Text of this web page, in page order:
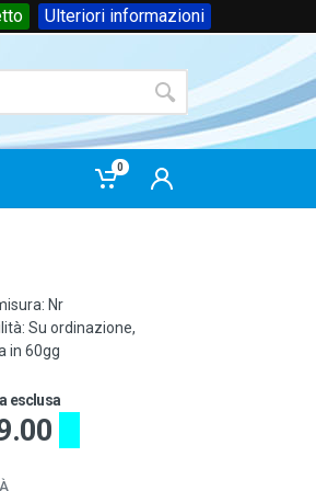
Ulteriori informazioni
Accedi oregistrati
0
Nr
Su ordinazione,
in 60gg
esclusa